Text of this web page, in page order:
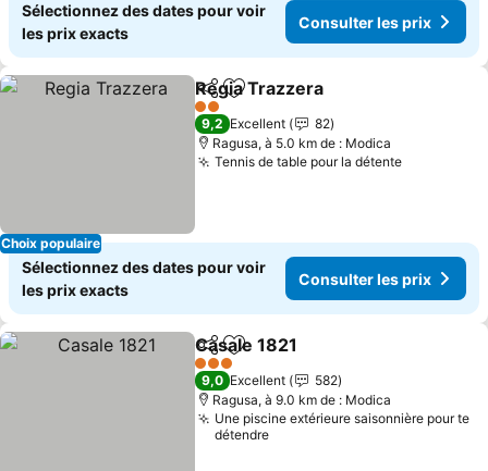
Sélectionnez des dates pour voir
les prix exacts
Consulter les prix
Choix populaire
PartagerAjouter à mes favoris
Regia Trazzera
2 Étoiles
9,2 Excellent
82
Ragusa, à 5.0 km de : Modica
Tennis de table pour la détenteConsulter
Sélectionnez des dates pour voir
les prix exacts
Consulter les prix
PartagerAjouter à mes favoris
Casale 1821
3 Étoiles
9,0 Excellent
582
Ragusa, à 9.0 km de : Modica
Une piscine extérieure saisonnière pour te
détendre